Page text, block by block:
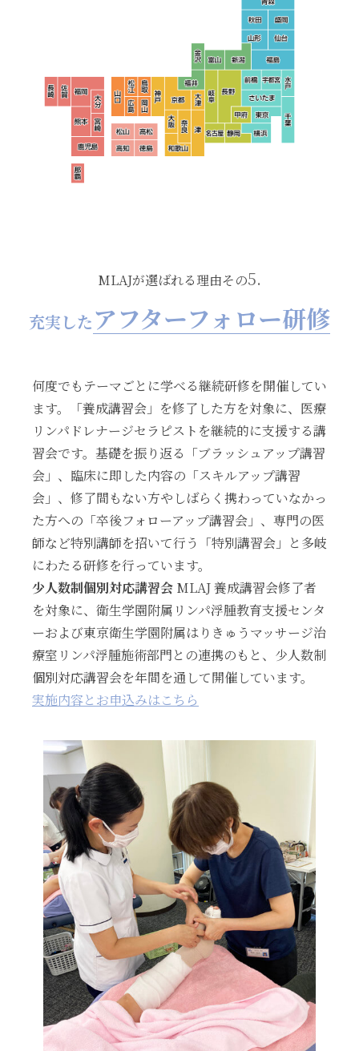
MLAJが選ばれる理由その5.
充実したアフターフォロー研修
何度でもテーマごとに学べる継続研修を開催してい
ます。「養成講習会」を修了した方を対象に、医療
リンパドレナージセラピストを継続的に支援する講
習会です。基礎を振り返る「ブラッシュアップ講習
会」、臨床に即した内容の「スキルアップ講習
会」、修了間もない方やしばらく携わっていなかっ
た方への「卒後フォローアップ講習会」、専門の医
師など特別講師を招いて行う「特別講習会」と多岐
にわたる研修を行っています。
少人数制個別対応講習会 MLAJ 養成講習会修了者
を対象に、衛生学園附属リンパ浮腫教育支援センタ
ーおよび東京衛生学園附属はりきゅうマッサージ治
療室リンパ浮腫施術部門との連携のもと、少人数制
個別対応講習会を年間を通して開催しています。
実施内容とお申込みはこちら